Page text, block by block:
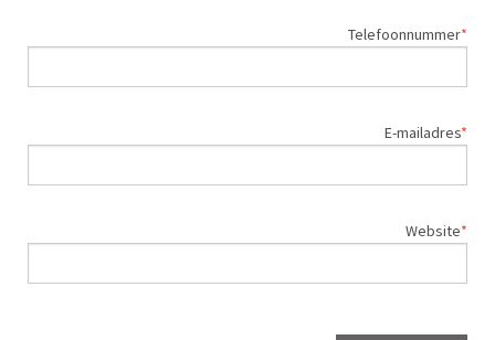
Telefoonnummer
E-mailadres
Website